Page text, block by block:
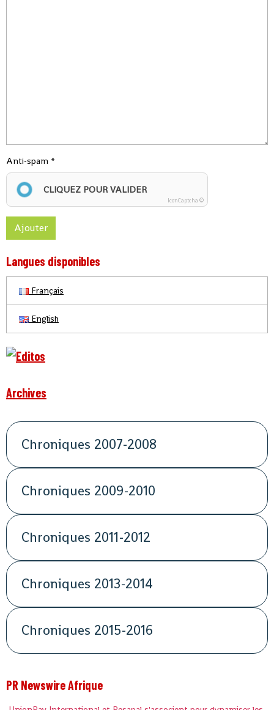
Anti-spam
CLIQUEZ POUR VALIDER
IconCaptcha ©
Ajouter
Langues disponibles
Français
English
Archives
Chroniques 2007-2008
Chroniques 2009-2010
Chroniques 2011-2012
Chroniques 2013-2014
Chroniques 2015-2016
PR Newswire Afrique